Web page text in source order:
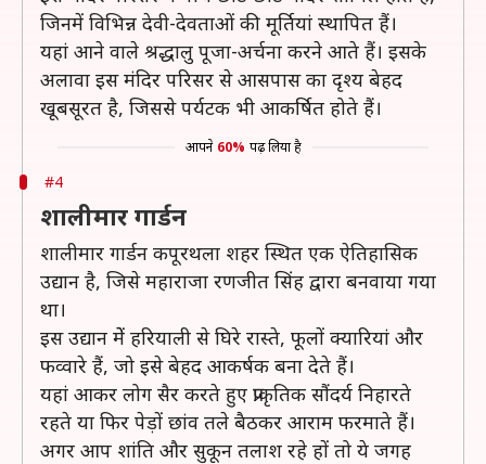
जिनमें विभिन्न देवी-देवताओं की मूर्तियां स्थापित हैं।
यहां आने वाले श्रद्धालु पूजा-अर्चना करने आते हैं। इसके
अलावा इस मंदिर परिसर से आसपास का दृश्य बेहद
खूबसूरत है, जिससे पर्यटक भी आकर्षित होते हैं।
आपने 60% पढ़ लिया है
#4
शालीमार गार्डन
शालीमार गार्डन कपूरथला शहर स्थित एक ऐतिहासिक
उद्यान है, जिसे महाराजा रणजीत सिंह द्वारा बनवाया गया
था।
इस उद्यान मेें हरियाली से घिरे रास्ते, फूलों क्यारियां और
फव्वारे हैं, जो इसे बेहद आकर्षक बना देते हैं।
यहां आकर लोग सैर करते हुए प्राकृतिक सौंदर्य निहारते
रहते या फिर पेड़ों छांव तले बैठकर आराम फरमाते हैं।
अगर आप शांति और सुकून तलाश रहे हों तो ये जगह